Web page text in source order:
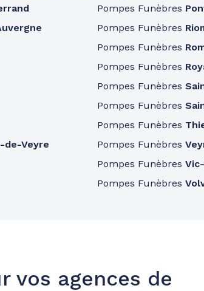
de-Veyre
Pompes Funèbres
Pompes Funèbres
Pompes Funèbres
Pompes Funèbres
Pompes Funèbres
Pompes Funèbres
Pompes Funèbres
Pompes Funèbres
Pompes Funèbres
Pompes Funèbres
vos agences de